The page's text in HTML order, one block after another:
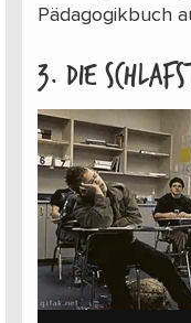
Pädagogikbuch
3. Die